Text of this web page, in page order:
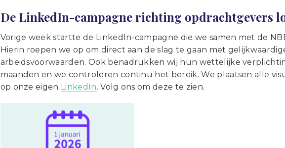
De LinkedIn-campagne richting opdrachtgevers
Vorige week startte de LinkedIn-campagne die we samen met de
Hierin roepen we op om direct aan de slag te gaan met
arbeidsvoorwaarden. Ook benadrukken wij hun wettelijke
maanden en we controleren continu het bereik. We plaatsen alle
op onze eigen LinkedIn. Volg ons om deze te zien.